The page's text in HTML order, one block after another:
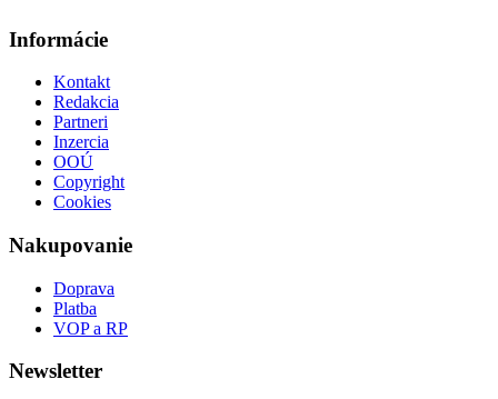
Informácie
Kontakt
Redakcia
Partneri
Inzercia
OOÚ
Copyright
Cookies
Nakupovanie
Doprava
Platba
VOP a RP
Newsletter